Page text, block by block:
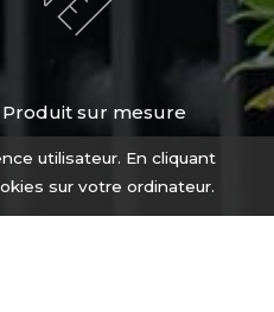
Produit sur mesure
utilisateur. En cliquant
sur votre ordinateur.